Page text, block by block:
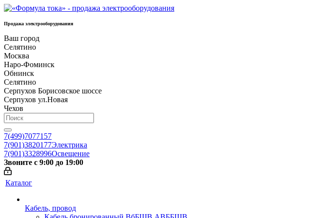
Продажа электрооборудования
Ваш город
Селятино
Москва
Наро-Фоминск
Обнинск
Селятино
Серпухов Борисовское шоссе
Серпухов ул.Новая
Чехов
7(499)7077157
7(901)3820177Электрика
7(901)3328996Освещение
Звоните с 9:00 до 19:00
Каталог
Кабель, провод